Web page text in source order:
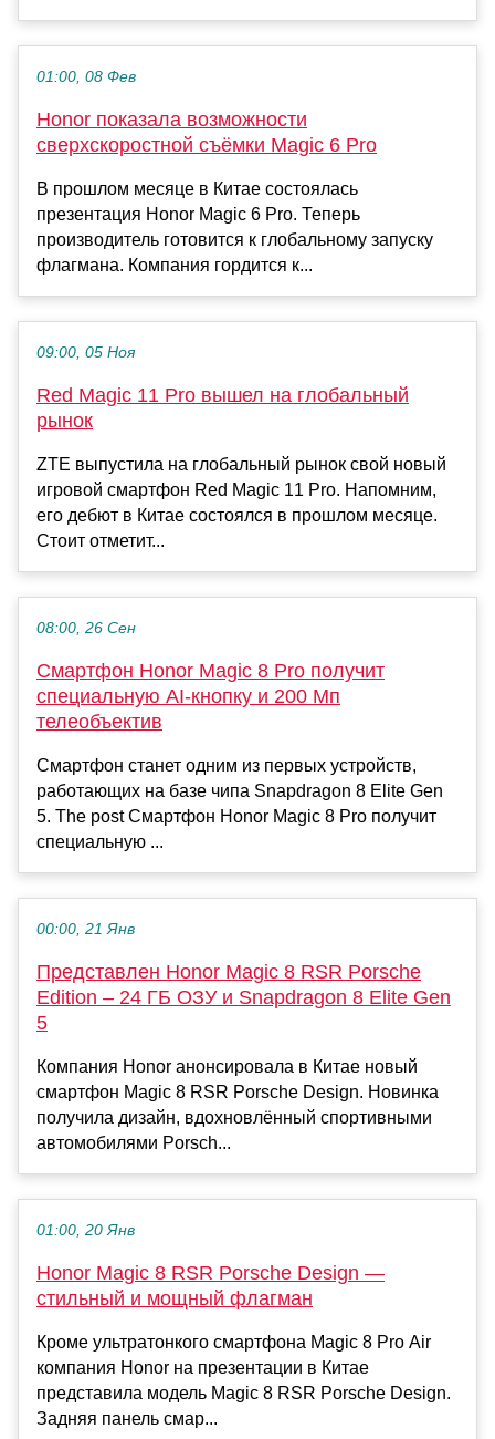
01:00, 08 Фев
Honor показала возможности
сверхскоростной съёмки Magic 6 Pro
В прошлом месяце в Китае состоялась
презентация Honor Magic 6 Pro. Теперь
производитель готовится к глобальному запуску
флагмана. Компания гордится к...
09:00, 05 Ноя
Red Magic 11 Pro вышел на глобальный
рынок
ZTE выпустила на глобальный рынок свой новый
игровой смартфон Red Magic 11 Pro. Напомним,
его дебют в Китае состоялся в прошлом месяце.
Стоит отметит...
08:00, 26 Сен
Смартфон Honor Magic 8 Pro получит
специальную AI-кнопку и 200 Мп
телеобъектив
Смартфон станет одним из первых устройств,
работающих на базе чипа Snapdragon 8 Elite Gen
5. The post Смартфон Honor Magic 8 Pro получит
специальную ...
00:00, 21 Янв
Представлен Honor Magic 8 RSR Porsche
Edition – 24 ГБ ОЗУ и Snapdragon 8 Elite Gen
5
Компания Honor анонсировала в Китае новый
смартфон Magic 8 RSR Porsche Design. Новинка
получила дизайн, вдохновлённый спортивными
автомобилями Porsch...
01:00, 20 Янв
Honor Magic 8 RSR Porsche Design —
стильный и мощный флагман
Кроме ультратонкого смартфона Magic 8 Pro Air
компания Honor на презентации в Китае
представила модель Magic 8 RSR Porsche Design.
Задняя панель смар...